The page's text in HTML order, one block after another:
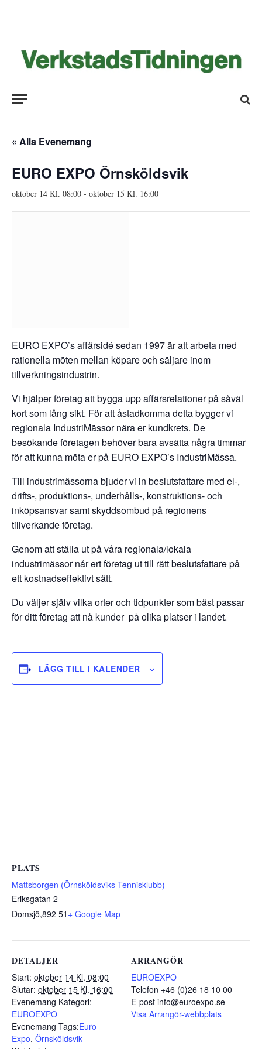
« Alla Evenemang
EURO EXPO Örnsköldsvik
oktober 14 Kl. 08:00 - oktober 15 Kl. 16:00
EURO EXPO’s affärsidé sedan 1997 är att arbeta med
rationella möten mellan köpare och säljare inom
tillverkningsindustrin.
Vi hjälper företag att bygga upp affärsrelationer på såväl
kort som lång sikt. För att åstadkomma detta bygger vi
regionala IndustriMässor nära er kundkrets. De
besökande företagen behöver bara avsätta några timmar
för att kunna möta er på EURO EXPO’s IndustriMässa.
Till industrimässorna bjuder vi in beslutsfattare med el-,
drifts-, produktions-, underhålls-, konstruktions- och
inköpsansvar samt skyddsombud på regionens
tillverkande företag.
Genom att ställa ut på våra regionala/lokala
industrimässor når ert företag ut till rätt beslutsfattare på
ett kostnadseffektivt sätt.
Du väljer själv vilka orter och tidpunkter som bäst passar
för ditt företag att nå kunder på olika platser i landet.
LÄGG TILL I KALENDER
DETALJER
Start: oktober 14 Kl. 08:00
Slutar: oktober 15 Kl. 16:00
Evenemang Kategori:
EUROEXPO
Evenemang Tags:Euro
Expo, Örnsköldsvik
ARRANGÖR
EUROEXPO
Telefon +46 (0)26 18 10 00
E-post info@euroexpo.se
Visa Arrangör-webbplats
PLATS
Mattsborgen (Örnsköldsviks Tennisklubb)
Eriksgatan 2
Domsjö​​​​​​​,892 51 + Google Map